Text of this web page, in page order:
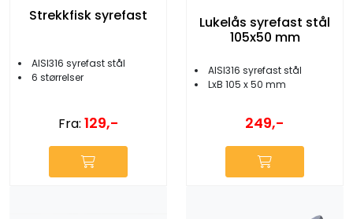
Strekkfisk syrefast
AISI316 syrefast stål
6 størrelser
Fra: 129,-
Lukelås syrefast stål
105x50 mm
AISI316 syrefast stål
LxB 105 x 50 mm
249,-